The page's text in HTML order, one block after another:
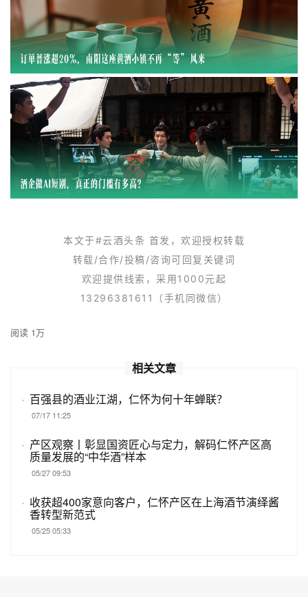
本文于#云酒头条 首发，欢迎授权转载
转载/合作/投稿/咨询可回复关键词
欢迎提供线索，采用1000元起
13296381611
（手机同微信）
阅读 1万
相关文章
· 百强县的酒业江湖，仁怀为何十年蝉联？
07/17 11:25
· 产区观察丨彰显国资匠心与定力，解码仁怀产区高
质量发展的“中华酒”样本
05/27 09:53
· 收获超400家意向客户，仁怀产区在上海酒节演绎酱
香转型新范式
05/25 05:33